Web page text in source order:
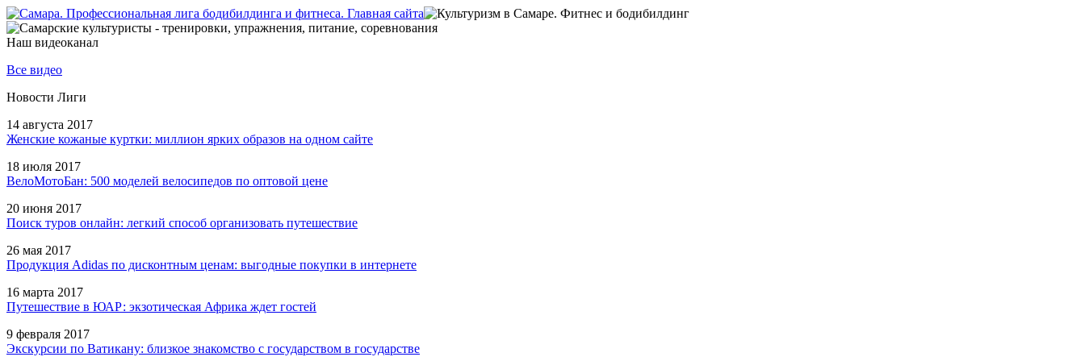
Наш видеоканал
Все видео
Новости Лиги
14 августа 2017
Женские кожаные куртки: миллион ярких образов на одном сайте
18 июля 2017
ВелоМотоБан: 500 моделей велосипедов по оптовой цене
20 июня 2017
Поиск туров онлайн: легкий способ организовать путешествие
26 мая 2017
Продукция Adidas по дисконтным ценам: выгодные покупки в интернете
16 марта 2017
Путешествие в ЮАР: экзотическая Африка ждет гостей
9 февраля 2017
Экскурсии по Ватикану: близкое знакомство с государством в государстве